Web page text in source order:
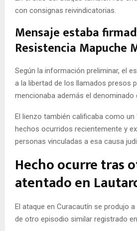
con consignas reivindicatorias.
Mensaje estaba
Resistencia Mapuche
Según la información preliminar, el
a la libertad de los llamados presos
mencionaba además el denominado
El lienzo también calificaba como un
hechos ocurridos recientemente y
personas vinculadas a esa causa
Hecho ocurre tras
atentado en
El ataque en Curacautín se produjo
de otro episodio similar registrado